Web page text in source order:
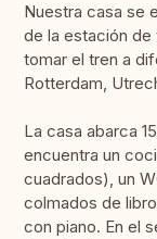
Nuestra casa se
de la estación de
tomar el tren a
Rotterdam,
La casa abarca
encuentra un
cuadrados), un
colmados de
con piano. En el